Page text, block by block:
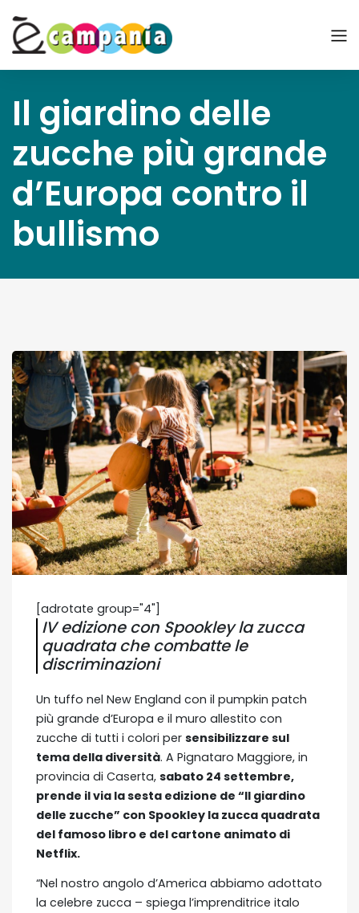
Il giardino delle
zucche più grande
d’Europa contro il
bullismo
[adrotate group="4"]
IV edizione con Spookley la zucca
quadrata che combatte le
discriminazioni
Un tuffo nel New England con il pumpkin patch
più grande d’Europa e il muro allestito con
zucche di tutti i colori per sensibilizzare sul
tema della diversità. A Pignataro Maggiore, in
provincia di Caserta, sabato 24 settembre,
prende il via la sesta edizione de “Il giardino
delle zucche” con Spookley la zucca quadrata
del famoso libro e del cartone animato di
Netflix.
“Nel nostro angolo d’America abbiamo adottato
la celebre zucca – spiega l’imprenditrice italo